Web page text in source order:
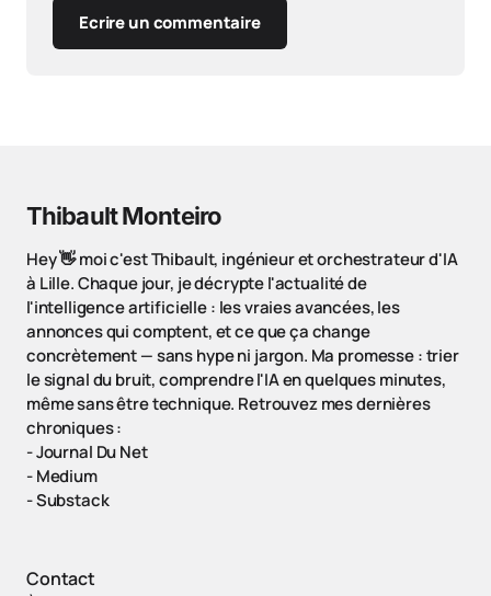
Ecrire un commentaire
Thibault Monteiro
Hey 👋 moi c'est Thibault, ingénieur et orchestrateur d'IA
à Lille. Chaque jour, je décrypte l'actualité de
l'intelligence artificielle : les vraies avancées, les
annonces qui comptent, et ce que ça change
concrètement — sans hype ni jargon. Ma promesse : trier
le signal du bruit, comprendre l'IA en quelques minutes,
même sans être technique. Retrouvez mes dernières
chroniques :
-Journal Du Net
-Medium
-Substack
Contact